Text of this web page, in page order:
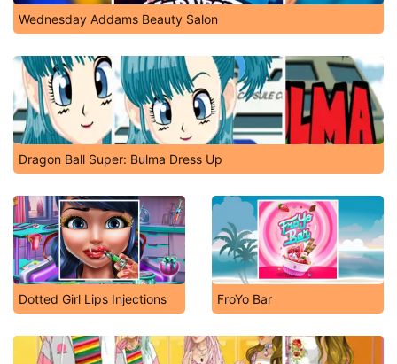
Wednesday Addams Beauty Salon
Dragon Ball Super: Bulma Dress Up
Dotted Girl Lips Injections FroYo Bar